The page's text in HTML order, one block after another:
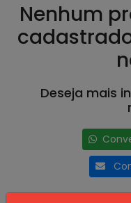
Nenhum
Deseja mais